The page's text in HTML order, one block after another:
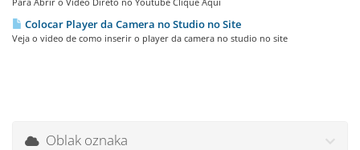
Colocar Player da Camera no Studio no Site
Veja o video de como inserir o player da camera no studio no site
Oblak oznaka